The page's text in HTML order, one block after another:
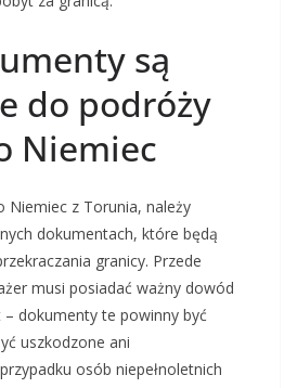
są
do podróży
Niemiec
Niemiec z Torunia, należy
dokumentach, które będą
granicy. Przede
musi posiadać ważny dowód
dokumenty te powinny być
uszkodzone ani
osób niepełnoletnich